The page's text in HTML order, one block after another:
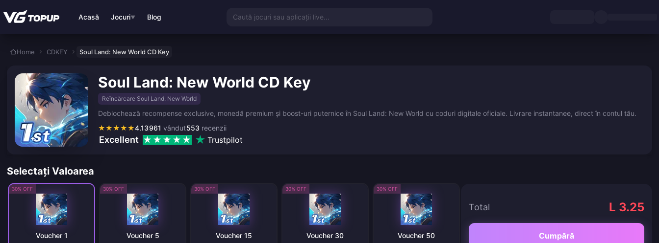
Acasă Jocuri▼ Blog Caută jocuri sau aplicații live...
Home CDKEY Soul Land: New World CD Key
Soul Land: New World CD Key
Reîncărcare Soul Land: New World
Deblochează recompense exclusive, monedă premium și boost-uri puternice în Soul Land: New World cu coduri digitale oficiale. Livrare instantanee, direct în contul tău.
★★★★★4.13 553 recenzii
961 vândut
Excellent Trustpilot
Selectați Valoarea
30% OFF
Voucher 1
30% OFF
Voucher 5
30% OFF
Voucher 15
30% OFF
Voucher 30
30% OFF
Voucher 50
Total L 3.25
Cumpără